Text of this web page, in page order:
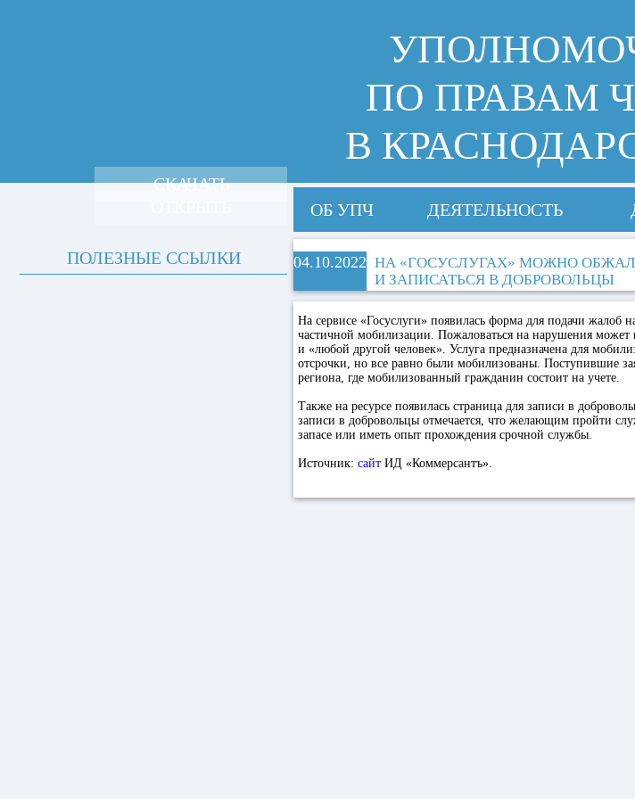
ПО ПРАВАМ
В
ОБ УПЧ ДЕЯТЕЛЬНОСТЬ
04.10.2022 НА «ГОСУСЛУГАХ» МОЖНО
И ЗАПИСАТЬСЯ В ДОБРОВОЛЬЦЫ
На сервисе «Госуслуги» появилась форма для подачи
частичной мобилизации. Пожаловаться на нарушения
и «любой другой человек». Услуга предназначена для
отсрочки, но все равно были мобилизованы. Поступившие
региона, где мобилизованный гражданин состоит на учете.
Также на ресурсе появилась страница для записи в
записи в добровольцы отмечается, что желающим пройти
запасе или иметь опыт прохождения срочной службы.
Источник: сайт ИД «Коммерсантъ».
СКАЧАТЬ
ПОЛЕЗНЫЕ ССЫЛКИ